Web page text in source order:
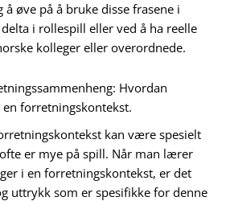
øve på å bruke disse frasene i
i rollespill eller ved å ha reelle
kolleger eller overordnede.
Hvordan
forretningskontekst.
kan være spesielt
er mye på spill. Når man lærer
i en forretningskontekst, er det
uttrykk som er spesifikke for denne